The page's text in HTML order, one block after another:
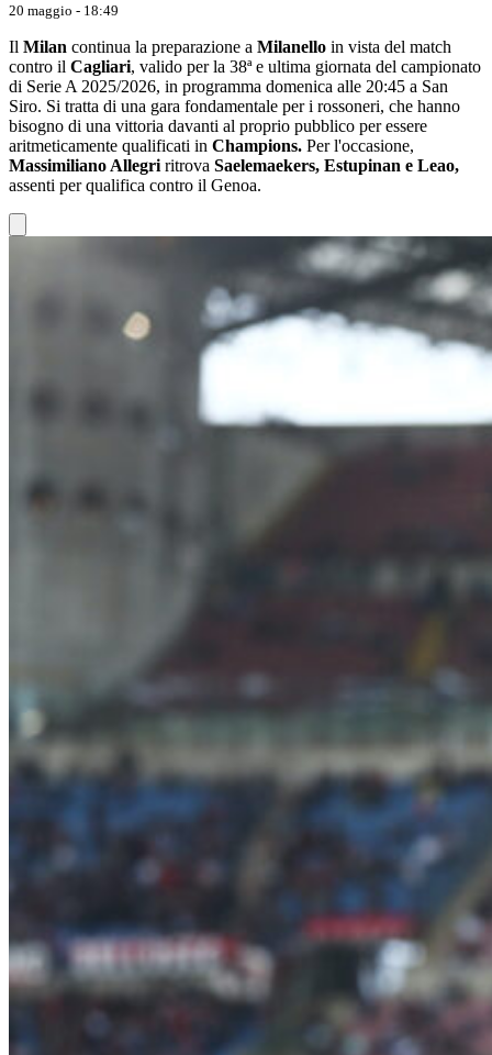
20 maggio - 18:49
Il Milan continua la preparazione a Milanello in vista del match
contro il Cagliari, valido per la 38ª e ultima giornata del campionato
di Serie A 2025/2026, in programma domenica alle 20:45 a San
Siro. Si tratta di una gara fondamentale per i rossoneri, che hanno
bisogno di una vittoria davanti al proprio pubblico per essere
aritmeticamente qualificati in Champions. Per l'occasione,
Massimiliano Allegri ritrova Saelemaekers, Estupinan e Leao,
assenti per qualifica contro il Genoa.